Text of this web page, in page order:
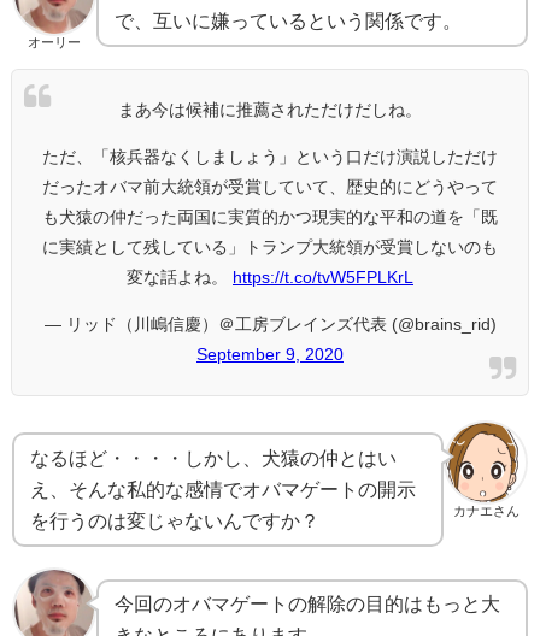
オーリー
で、互いに嫌っているという関係です。
まあ今は候補に推薦されただけだしね。
ただ、「核兵器なくしましょう」という口だけ演説しただけ
だったオバマ前大統領が受賞していて、歴史的にどうやって
も犬猿の仲だった両国に実質的かつ現実的な平和の道を「既
に実績として残している」トランプ大統領が受賞しないのも
変な話よね。
https://t.co/tvW5FPLKrL
— リッド（川嶋信慶）＠工房ブレインズ代表 (@brains_rid)
September 9, 2020
カナエさん
なるほど・・・・しかし、犬猿の仲とはい
え、そんな私的な感情でオバマゲートの開示
を行うのは変じゃないんですか？
今回のオバマゲートの解除の目的はもっと大